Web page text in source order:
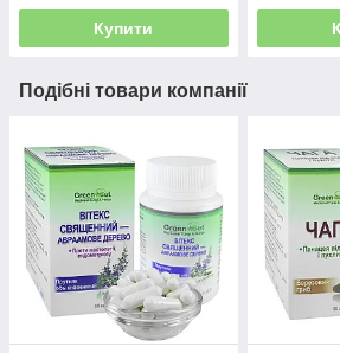
Купити
Подібні товари компанії